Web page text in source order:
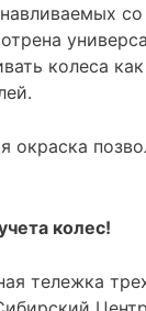
колеса
окраска
колес!
тележка